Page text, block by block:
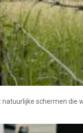
natuurlijke schermen die